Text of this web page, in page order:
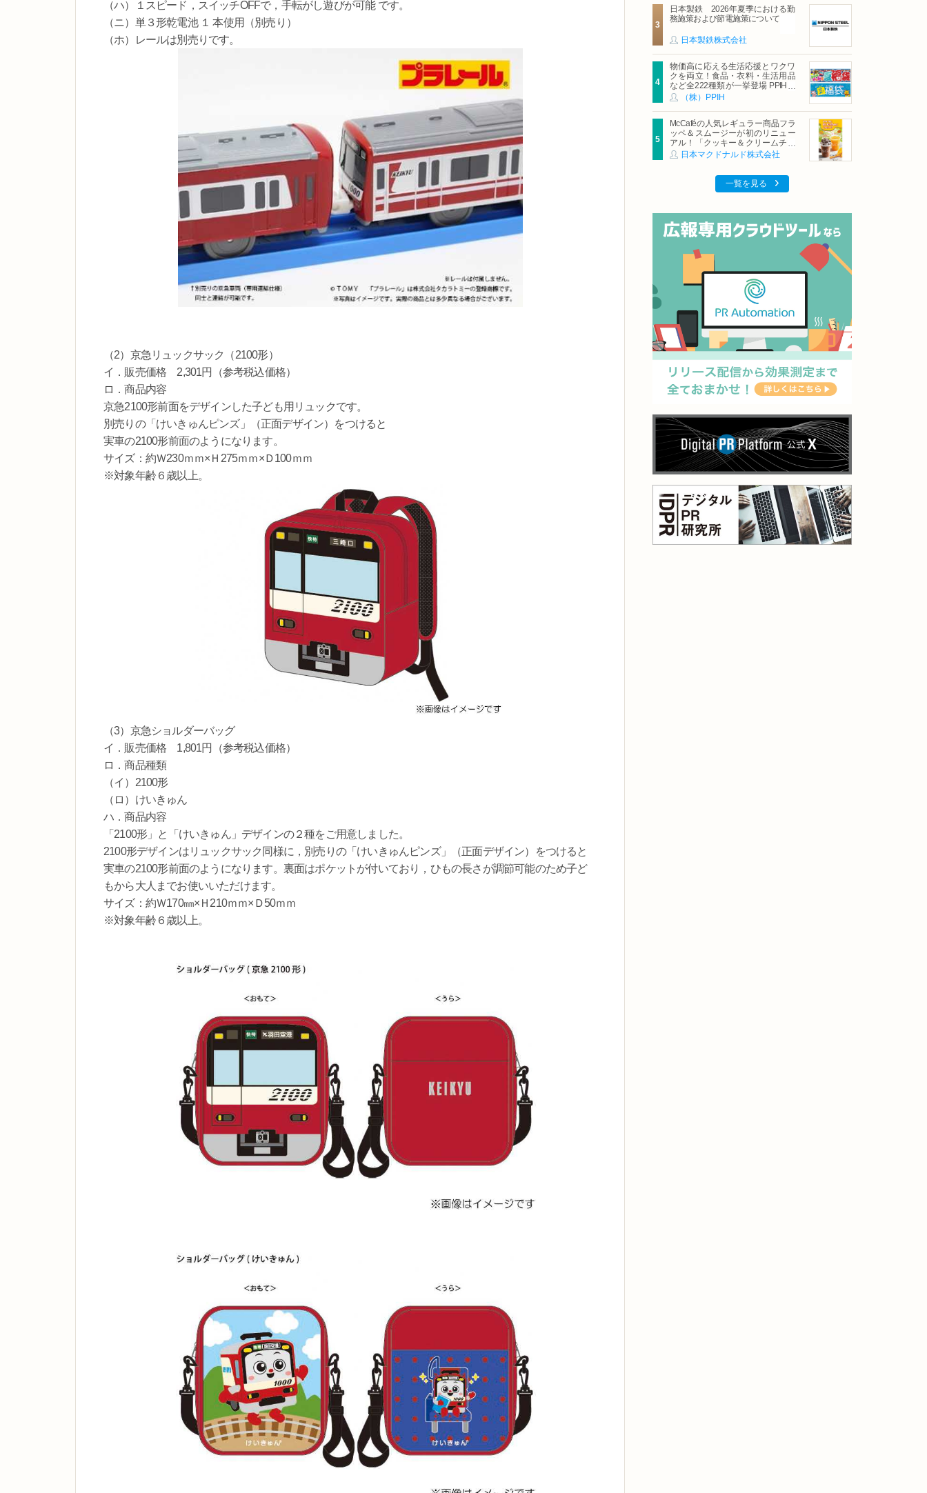
（ハ）１スピード，スイッチOFFで，手転がし遊びが可能 です。
（ニ）単３形乾電池 １ 本使用（別売り）
（ホ）レールは別売りです。
（2）京急リュックサック（2100形）
イ．販売価格 2,301円（参考税込価格）
ロ．商品内容
京急2100形前面をデザインした子ども用リュックです。
別売りの「けいきゅんピンズ」（正面デザイン）をつけると
実車の2100形前面のようになります。
サイズ：約Ｗ230ｍｍ×Ｈ275ｍｍ×Ｄ100ｍｍ
※対象年齢６歳以上。
（3）京急ショルダーバッグ
イ．販売価格 1,801円（参考税込価格）
ロ．商品種類
（イ）2100形
（ロ）けいきゅん
ハ．商品内容
「2100形」と「けいきゅん」デザインの２種をご用意しました。
2100形デザインはリュックサック同様に，別売りの「けいきゅんピンズ」（正面デザイン）をつけると
実車の2100形前面のようになります。裏面はポケットが付いており，ひもの長さが調節可能のため子ど
もから大人までお使いいただけます。
サイズ：約Ｗ170㎜×Ｈ210ｍｍ×Ｄ50ｍｍ
※対象年齢６歳以上。
日本製鉄 2026年夏季における勤
務施策および節電施策について
日本製鉄株式会社
物価高に応える生活応援とワクワ
クを両立！食品・衣料・生活用品
など全222種類が一挙登場 PPIHグ
ループ「夏福袋」＆セール 8月6日
（株）PPIH
McCaféの人気レギュラー商品フラ
ッペ＆スムージーが初のリニュー
アル！「クッキー＆クリームチョ
コフラッペ」「マンゴースムージ
日本マクドナルド株式会社
一覧を見る